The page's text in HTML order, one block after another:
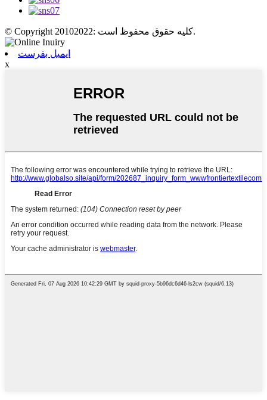
© Copyright 20102022: کلیه حقوق محفوظ است.
ایمیل بفرست
x